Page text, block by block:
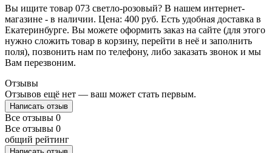
Вы ищите товар 073 светло-розовый? В нашем интернет-
магазине - в наличии. Цена: 400 руб. Есть удобная доставка в
Екатеринбурге. Вы можете оформить заказ на сайте (для этого
нужно сложить товар в корзину, перейти в неё и заполнить
поля), позвонить нам по телефону, либо заказать звонок и мы
Вам перезвоним.
Отзывы
Отзывов ещё нет — ваш может стать первым.
Написать отзыв
Все отзывы 0
Все отзывы 0
общий рейтинг